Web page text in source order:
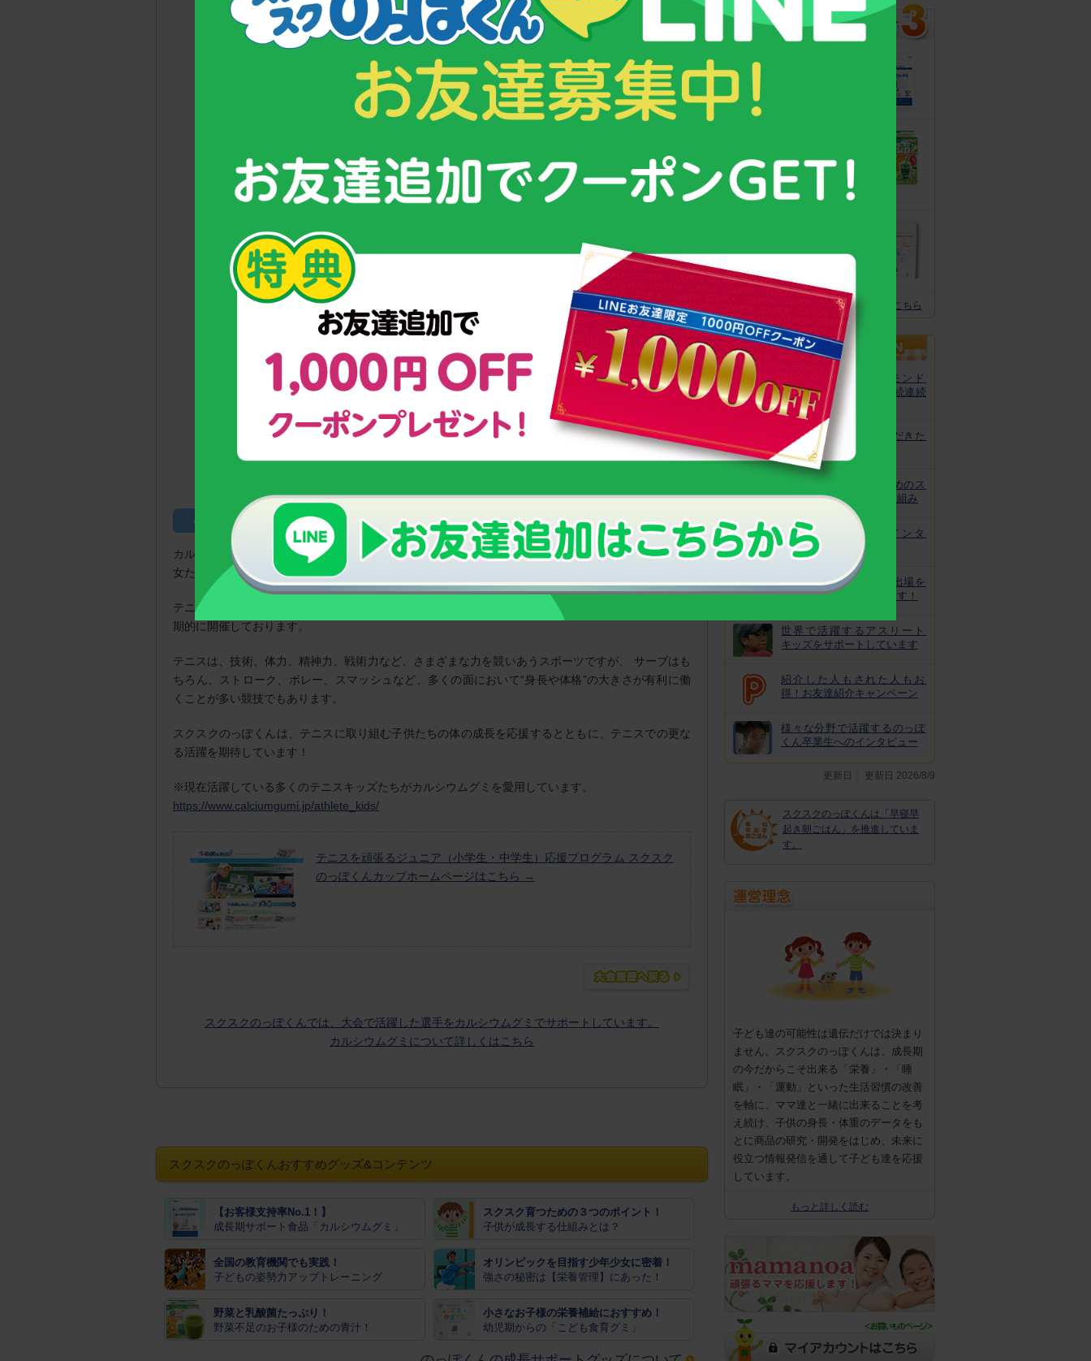
弥富 十和選手（写真左） 桶川 怜音選手（写真右）
寺田 賢成選手（写真左） 服部 一慧選手（写真右）
のっぽくんカップとは
カルシウムグミを皆さまに提供している「スクスクのっぽくん」は、テニスに真剣に取り組む少年少
女たちを応援します！
テニス大会の企画運営を行うファイブフォー株式会社と協力し、「スクスクのっぽくんカップ」を定
期的に開催しております。
テニスは、技術、体力、精神力、戦術力など、さまざまな力を競いあうスポーツですが、 サーブはも
ちろん、ストローク、ボレー、スマッシュなど、多くの面において“身長や体格”の大きさが有利に働
くことが多い競技でもあります。
スクスクのっぽくんは、テニスに取り組む子供たちの体の成長を応援するとともに、テニスでの更な
る活躍を期待しています！
※現在活躍している多くのテニスキッズたちがカルシウムグミを愛用しています。
https://www.calciumgumi.jp/athlete_kids/
テニスを頑張るジュニア（小学生・中学生）応援プログラム スクスク
のっぽくんカップホームページはこちら →
スクスクのっぽくんでは、大会で活躍した選手をカルシウムグミでサポートしています。
カルシウムグミについて詳しくはこちら
スクスクのっぽくんおすすめグッズ&コンテンツ
【お客様支持率No.1！】
成長期サポート食品「カルシウムグミ」
スクスク育つための３つのポイント！
子供が成長する仕組みとは？
全国の教育機関でも実践！
子どもの姿勢力アップトレーニング
オリンピックを目指す少年少女に密着！
強さの秘密は【栄養管理】にあった！
野菜と乳酸菌たっぷり！
野菜不足のお子様のための青汁！
小さなお子様の栄養補給におすすめ！
幼児期からの「こども食育グミ」
野菜と乳酸菌
たっぷり！
守る力を高める
給に最適！ 身
スクスクのっぽくん推奨全グッズはこちら
カルシウムグミが、モンド
「最高金賞」を13年連続連続
受賞！
非常時にお役立ていただきた
いトレーニング
皆様の安心と安全のためのス
クスクのっぽくんの取り組み
なでしこ宮間選手にインタ
ビュー！
ジュニアオリンピック出場を
目指してがんばっています！
世界で活躍するアスリート
キッズをサポートしています
紹介した人もされた人もお
得！お友達紹介キャンペーン
様々な分野で活躍するのっぽ
くん卒業生へのインタビュー
更新日： 更新日 2026/8/9
スクスクのっぽくんは「早寝早
起き朝ごはん」を推進していま
す。
子ども達の可能性は遺伝だけでは決まり
ません。スクスクのっぽくんは、成長期
の今だからこそ出来る「栄養」・「睡
眠」・「運動」といった生活習慣の改善
を軸に、ママ達と一緒に出来ることを考
え続け、子供の身長・体重のデータをも
とに商品の研究・開発をはじめ、未来に
役立つ情報発信を通して子ども達を応援
しています。
もっと詳しく読む